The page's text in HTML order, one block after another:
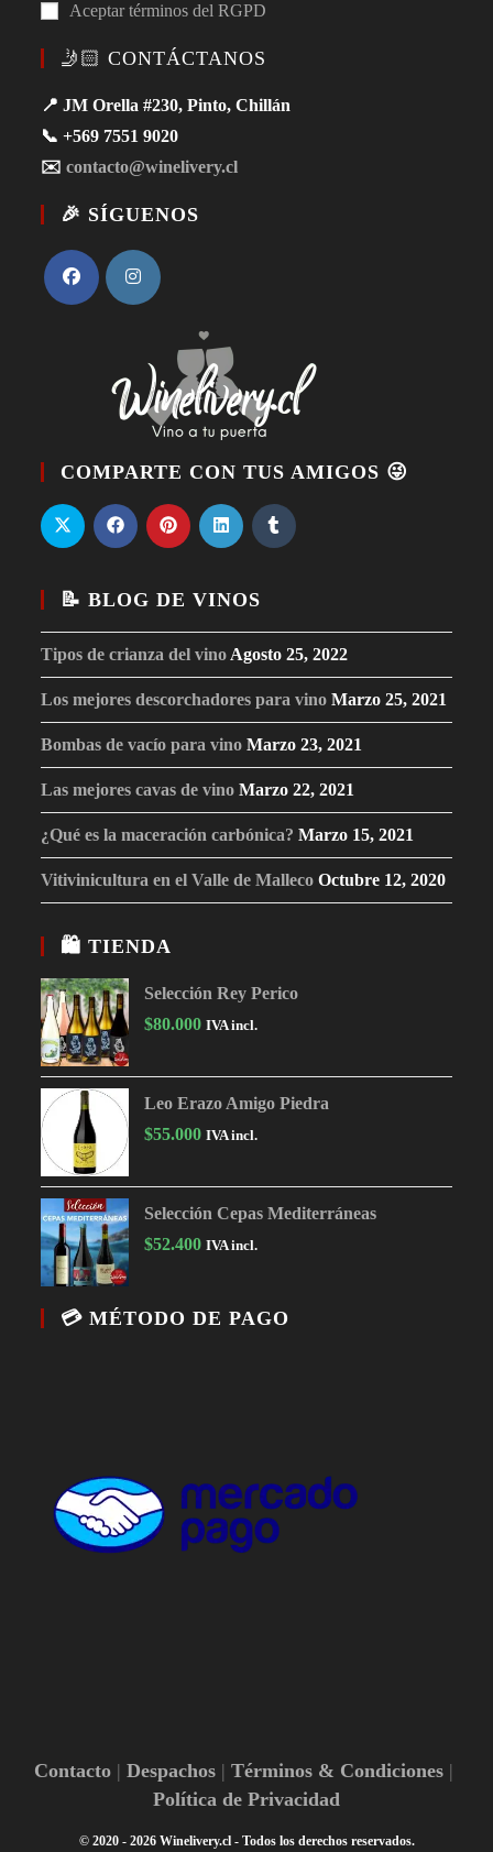
Aceptar términos del RGPD
🤳🏻 CONTÁCTANOS
📍 JM Orella #230, Pinto, Chillán
📞 +569 7551 9020
✉️contacto@winelivery.cl
🎉 SÍGUENOS
COMPARTE CON TUS AMIGOS 😜
📝 BLOG DE VINOS
Tipos de crianza del vino Agosto 25, 2022
Los mejores descorchadores para vino Marzo 25, 2021
Bombas de vacío para vino Marzo 23, 2021
Las mejores cavas de vino Marzo 22, 2021
¿Qué es la maceración carbónica? Marzo 15, 2021
Vitivinicultura en el Valle de Malleco Octubre 12, 2020
🛍 TIENDA
Selección Rey Perico
$80.000 IVA incl.
Leo Erazo Amigo Piedra
$55.000 IVA incl.
Selección Cepas Mediterráneas
$52.400 IVA incl.
💳 MÉTODO DE PAGO
Contacto Despachos
Términos & Condiciones
Política de Privacidad
© 2020 - 2026 Winelivery.cl - Todos los derechos reservados.